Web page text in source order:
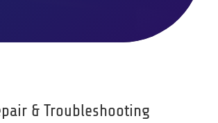
& Troubleshooting